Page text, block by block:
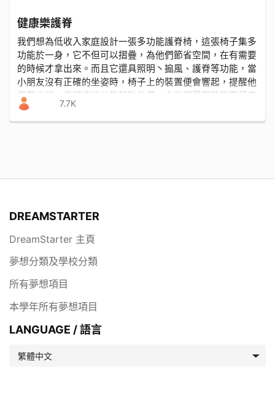
健康樂護脊
我們想為低收入家庭設計一張多功能護脊椅，這張椅子集多
功能於一身，它不但可以摺疊，為他們節省空間，在有需要
的時候才拿出來。而且它還具照明丶搧風、護脊等功能，當
小朋友沒有正確的坐姿時，椅子上的裝置便會響起，提醒他
們要坐好。希望這設計能幫助他們，令他們學習時能更健康
和快樂。
7.7K
DREAMSTARTER
DreamStarter 主頁
夢想分類及學校分類
所有夢想項目
本學年所有夢想項目
LANGUAGE / 語言